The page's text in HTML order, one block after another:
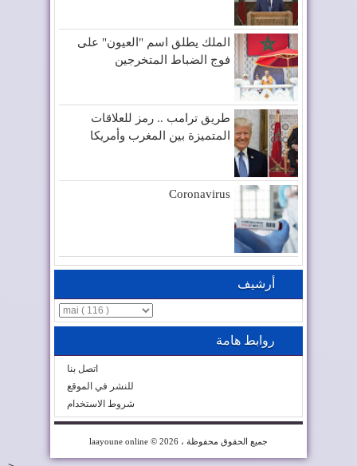
الملك يطلق اسم "العيون" على
فوج الضباط المتخرجين
طريق ترامب .. رمز للعلاقات
المتميزة بين المغرب وأمريكا
Coronavirus
أرشيف
روابط هامة
اتصل بنا
للنشر في الموقع
شروط الاستخدام
laayoune online © 2026 ، جميع الحقوق محفوظة